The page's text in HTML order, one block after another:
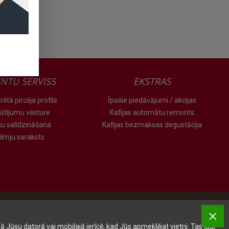
SERVISS
pircēja profils
vēsture
salīdzināšana
saraksts
EKSTRAS
Īpašie piedāvājumi / akcijas
Kafijas automātu remonts
Kafijas bezmaksas degustācija
datorā vai mobilajā ierīcē, kad Jūs apmeklējat vietni. Tas ļauj